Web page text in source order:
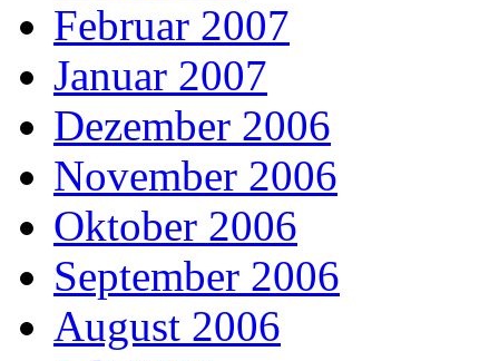
Februar 2007
Januar 2007
Dezember 2006
November 2006
Oktober 2006
September 2006
August 2006